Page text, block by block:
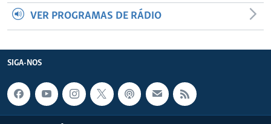
VER PROGRAMAS DE RÁDIO
SIGA-NOS